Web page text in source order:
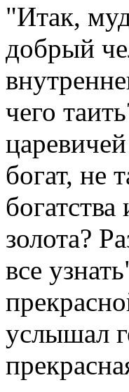
"Итак,
добрый
чего
богат, не
золота?
все
услышал